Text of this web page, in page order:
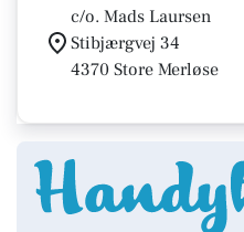
c/o. Mads Laursen
Stibjærgvej 34
4370 Store Merløse